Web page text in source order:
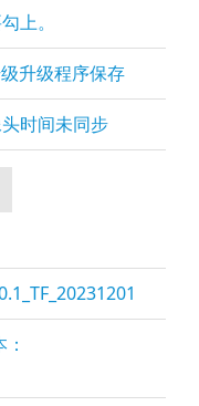
上。
升级程序保存
时间未同步